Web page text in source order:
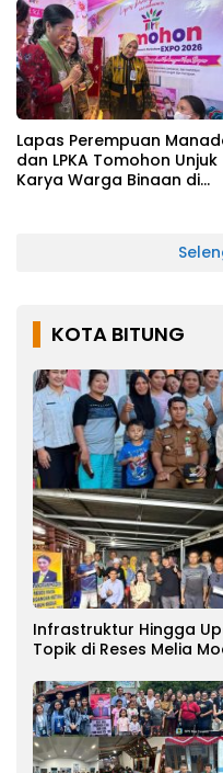
Lapas Perempuan
dan LPKA Tomohon Unjuk
Karya Warga Binaan di
KOTA BITUNG
Infrastruktur Hingga
Topik di Reses Melia